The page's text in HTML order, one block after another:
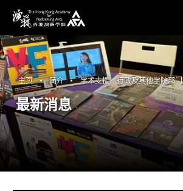
香港演艺学院
主页 简介 学术支援、行政及其他学院部门
最新消息